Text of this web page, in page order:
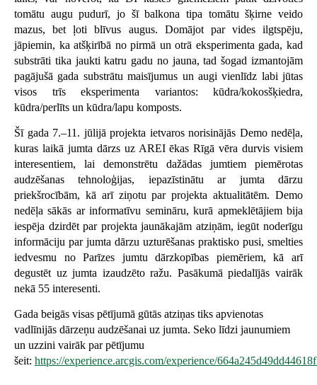
tomātu augu pudurī, jo šī balkona tipa tomātu šķirne veido
mazus, bet ļoti blīvus augus. Domājot par vides ilgtspēju,
jāpiemin, ka atšķirībā no pirmā un otrā eksperimenta gada, kad
substrāti tika jaukti katru gadu no jauna, tad šogad izmantojām
pagājušā gada substrātu maisījumus un augi vienlīdz labi jūtas
visos trīs eksperimenta variantos: kūdra/kokosšķiedra,
kūdra/perlīts un kūdra/lapu komposts.
Šī gada 7.–11. jūlijā projekta ietvaros norisinājās Demo nedēļa,
kuras laikā jumta dārzs uz AREI ēkas Rīgā vēra durvis visiem
interesentiem, lai demonstrētu dažādas jumtiem piemērotas
audzēšanas tehnoloģijas, iepazīstinātu ar jumta dārzu
priekšrocībām, kā arī ziņotu par projekta aktualitātēm. Demo
nedēļa sākās ar informatīvu semināru, kurā apmeklētājiem bija
iespēja dzirdēt par projekta jaunākajām atziņām, iegūt noderīgu
informāciju par jumta dārzu uzturēšanas praktisko pusi, smelties
iedvesmu no Parīzes jumtu dārzkopības piemēriem, kā arī
degustēt uz jumta izaudzēto ražu. Pasākumā piedalījās vairāk
nekā 55 interesenti.
Gada beigās visas pētījumā gūtās atziņas tiks apvienotas
vadlīnijās dārzeņu audzēšanai uz jumta. Seko līdzi jaunumiem
un uzzini vairāk par pētījumu
šeit: https://experience.arcgis.com/experience/